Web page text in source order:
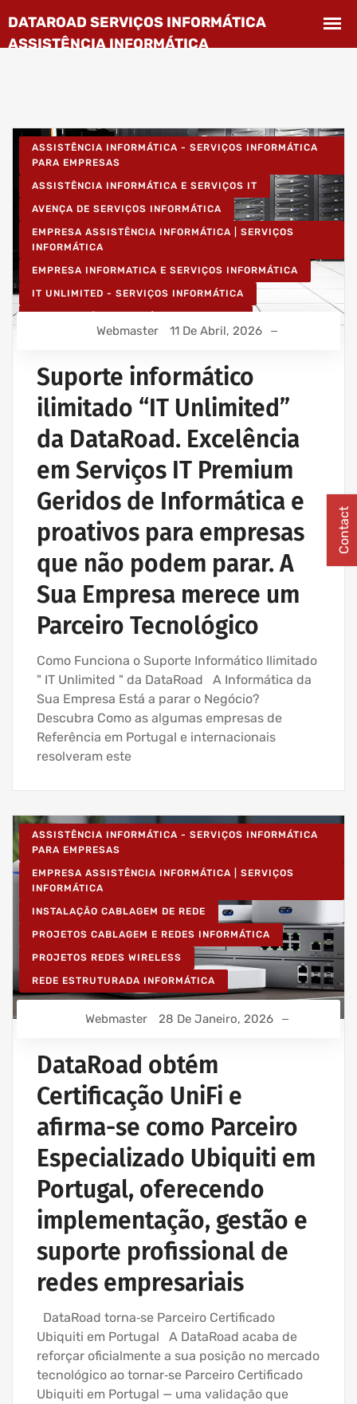
ASSISTÊNCIA INFORMÁTICA - SERVIÇOS INFORMÁTICA
PARA EMPRESAS
ASSISTÊNCIA INFORMÁTICA E SERVIÇOS IT
AVENÇA DE SERVIÇOS INFORMÁTICA
EMPRESA ASSISTÊNCIA INFORMÁTICA | SERVIÇOS
INFORMÁTICA
EMPRESA INFORMATICA E SERVIÇOS INFORMÁTICA
IT UNLIMITED - SERVIÇOS INFORMÁTICA
PROJETOS REDES WIRELESS
REDE ESTRUTURADA INFORMÁTICA
SERVIÇOS INFORMÁTICA E ASSISTÊNCIA INFORMÁTICA
Webmaster 11 De Abril, 2026
Suporte informático
ilimitado “IT Unlimited”
da DataRoad. Excelência
em Serviços IT Premium
Geridos de Informática e
proativos para empresas
que não podem parar. A
Sua Empresa merece um
Parceiro Tecnológico
Como Funciona o Suporte Informático Ilimitado
" IT Unlimited " da DataRoad A Informática da
Sua Empresa Está a parar o Negócio?
Descubra Como as algumas empresas de
Referência em Portugal e internacionais
resolveram este
ASSISTÊNCIA INFORMÁTICA - SERVIÇOS INFORMÁTICA
PARA EMPRESAS
EMPRESA ASSISTÊNCIA INFORMÁTICA | SERVIÇOS
INFORMÁTICA
INSTALAÇÃO CABLAGEM DE REDE
PROJETOS CABLAGEM E REDES INFORMÁTICA
PROJETOS REDES WIRELESS
REDE ESTRUTURADA INFORMÁTICA
Webmaster 28 De Janeiro, 2026
DataRoad obtém
Certificação UniFi e
afirma-se como Parceiro
Especializado Ubiquiti em
Portugal, oferecendo
implementação, gestão e
suporte profissional de
redes empresariais
DataRoad torna‑se Parceiro Certificado
Ubiquiti em Portugal A DataRoad acaba de
reforçar oficialmente a sua posição no mercado
tecnológico ao tornar‑se Parceiro Certificado
Ubiquiti em Portugal — uma validação que
Contact